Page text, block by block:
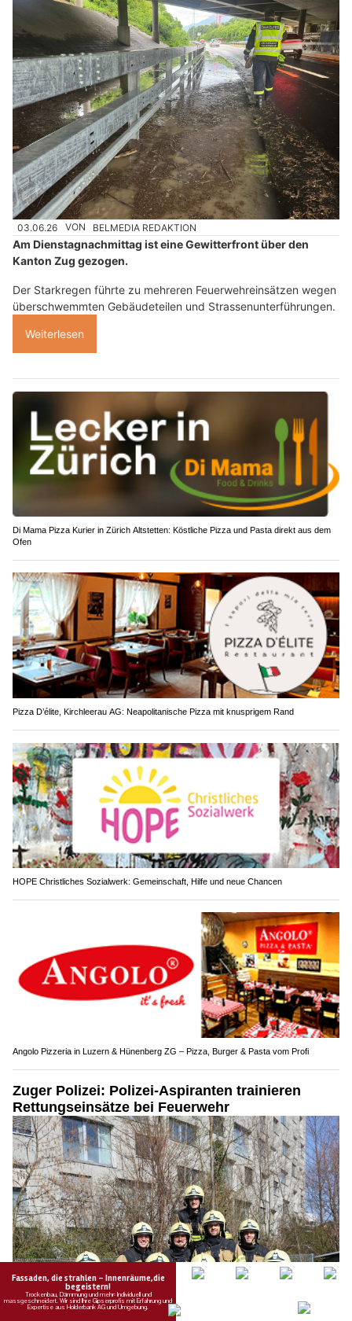
03.06.26 VON BELMEDIA REDAKTION
Am Dienstagnachmittag ist eine Gewitterfront über den
Kanton Zug gezogen.
Der Starkregen führte zu mehreren Feuerwehreinsätzen wegen
überschwemmten Gebäudeteilen und Strassenunterführungen.
Weiterlesen
Di Mama Pizza Kurier in Zürich Altstetten: Köstliche Pizza und Pasta direkt aus dem
Ofen
Pizza D’élite, Kirchleerau AG: Neapolitanische Pizza mit knusprigem Rand
HOPE Christliches Sozialwerk: Gemeinschaft, Hilfe und neue Chancen
Angolo Pizzeria in Luzern & Hünenberg ZG – Pizza, Burger & Pasta vom Profi
Zuger Polizei: Polizei-Aspiranten trainieren
Rettungseinsätze bei Feuerwehr